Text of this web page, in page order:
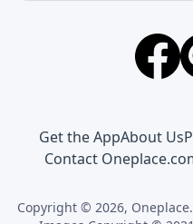
Get the AppAbout Us
Contact
Copyright © 2026,